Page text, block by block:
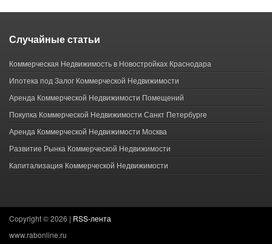
Случайные статьи
Коммерческая Недвижимость в Новостройках Краснодара
Ипотека под Залог Коммерческой Недвижимости
Аренда Коммерческой Недвижимости Помещений
Покупка Коммерческой Недвижимости Санкт Петербурге
Аренда Коммерческой Недвижимости Москва
Развитие Рынка Коммерческой Недвижимости
Капитализация Коммерческой Недвижимости
Copyright ©2026 | RSS-лента
www.rabonline.ru